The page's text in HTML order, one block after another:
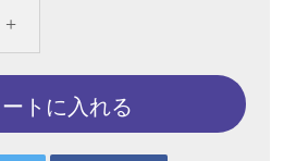
+
トに入れる